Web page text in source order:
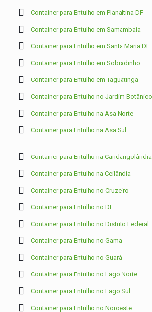
Container para Entulho em Planaltina DF
Container para Entulho em Samambaia
Container para Entulho em Santa Maria DF
Container para Entulho em Sobradinho
Container para Entulho em Taguatinga
Container para Entulho no Jardim Botânico
Container para Entulho na Asa Norte
Container para Entulho na Asa Sul
Container para Entulho na Candangolândia
Container para Entulho na Ceilândia
Container para Entulho no Cruzeiro
Container para Entulho no DF
Container para Entulho no Distrito Federal
Container para Entulho no Gama
Container para Entulho no Guará
Container para Entulho no Lago Norte
Container para Entulho no Lago Sul
Container para Entulho no Noroeste